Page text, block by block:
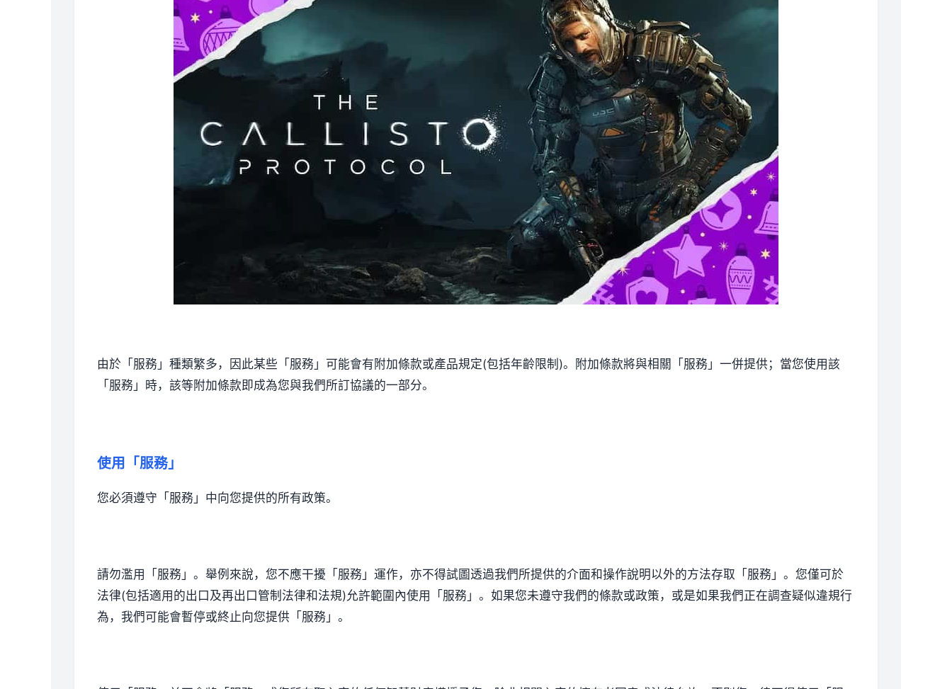
由於「服務」種類繁多，因此某些「服務」可能會有附加條款或產品規定(包括年齡限制)。附加條款將與相關「服務」一併提供；當您使用該
「服務」時，該等附加條款即成為您與我們所訂協議的一部分。
使用「服務」
您必須遵守「服務」中向您提供的所有政策。
請勿濫用「服務」。舉例來說，您不應干擾「服務」運作，亦不得試圖透過我們所提供的介面和操作說明以外的方法存取「服務」。您僅可於
法律(包括適用的出口及再出口管制法律和法規)允許範圍內使用「服務」。如果您未遵守我們的條款或政策，或是如果我們正在調查疑似違規行
為，我們可能會暫停或終止向您提供「服務」。